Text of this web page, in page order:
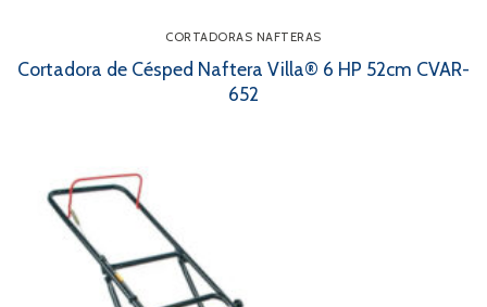
CORTADORAS NAFTERAS
Cortadora de Césped Naftera Villa® 6 HP 52cm CVAR-
652